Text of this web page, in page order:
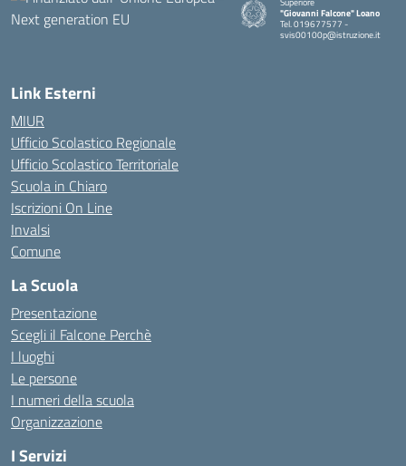
"Giovanni Falcone" Loano
Tel. 019677577 -
svis00100p@istruzione.it
Link Esterni
MIUR
Ufficio Scolastico Regionale
Ufficio Scolastico Territoriale
Scuola in Chiaro
Iscrizioni On Line
Invalsi
Comune
La Scuola
Presentazione
Scegli il Falcone Perchè
I luoghi
Le persone
I numeri della scuola
Organizzazione
I Servizi